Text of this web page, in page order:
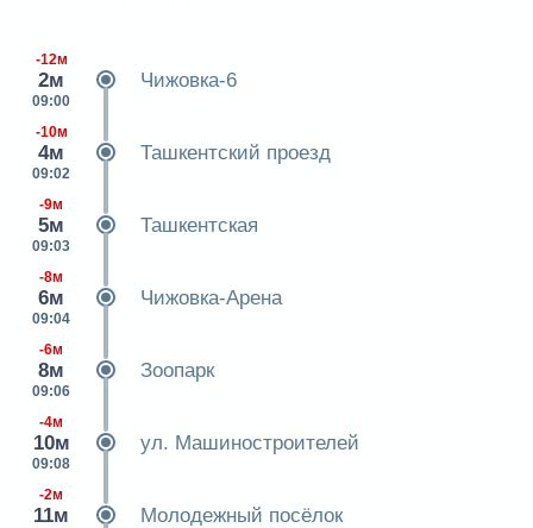
-12м
2м
09:00
Чижовка-6
-10м
4м
09:02
Ташкентский проезд
-9м
5м
09:03
Ташкентская
-8м
6м
09:04
Чижовка-Арена
-6м
8м
09:06
Зоопарк
-4м
10м
09:08
ул. Машиностроителей
-2м
11м Молодежный посёлок